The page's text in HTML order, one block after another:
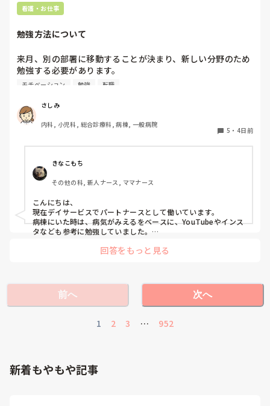
たらどうしようと考えてしまいます。
学生時代コロナ禍の関係で産科実習は行っていません。もし
かしたらイメージと乖離した職場できつくなってすぐ辞めて
しまわないか不安です。
自分が働きたいのか看護師として働きたくないのかすら分か
らないです。
看護師としてのやる気が無くなったとき皆さんどうされてい
このような考え方をした事がある方現在どのような感じで働
いていますか？
実体験でも周りの方の話でも良いので、多くの意見が聞きた
いです。
バリバリ働きたくないのは病院の勤務形態がしんどいのか
（金銭面の体力は必要ですが）
看護・お仕事
勉強方法について
来月、別の部署に移動することが決まり、新しい分野のため
勉強する必要があります。
みなさん何を見たりして勉強していますか？技術より病気に
モチベーション 勉強 転職
さしみ
内科, 小児科, 総合診療科, 病棟, 一般病院
5 ・ 4日前
きなこもち
その他の科, 新人ナース, ママナース
こんにちは、
現在デイサービスでパートナースとして働いています。
病棟にいた時は、病気がみえるをベースに、YouTubeやインス
タなども参考に勉強していました。
回答をもっと見る
前へ
1 2 3 … 952
次へ
新着もやもや記事